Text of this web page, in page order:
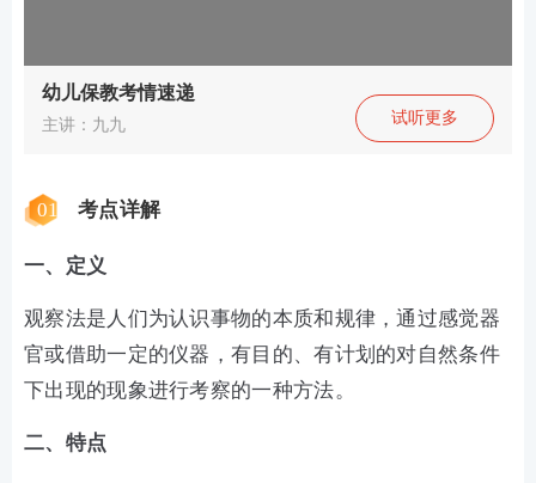
幼儿保教考情速递
主讲：九九 试听更多
01 考点详解
一、定义
观察法是人们为认识事物的本质和规律，通过感觉器
官或借助一定的仪器，有目的、有计划的对自然条件
下出现的现象进行考察的一种方法。
二、特点